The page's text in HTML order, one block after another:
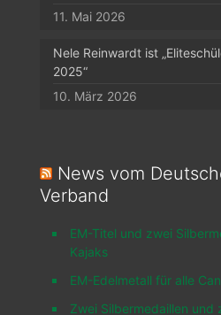
11. Mai 2026
Nele Reinwardt ist
2025“
10. März 2026
News vom
Verband
EM-Titel und zwei
Kajaks
EM-Edelmetall für alle
Zwei Silbermedaillen und